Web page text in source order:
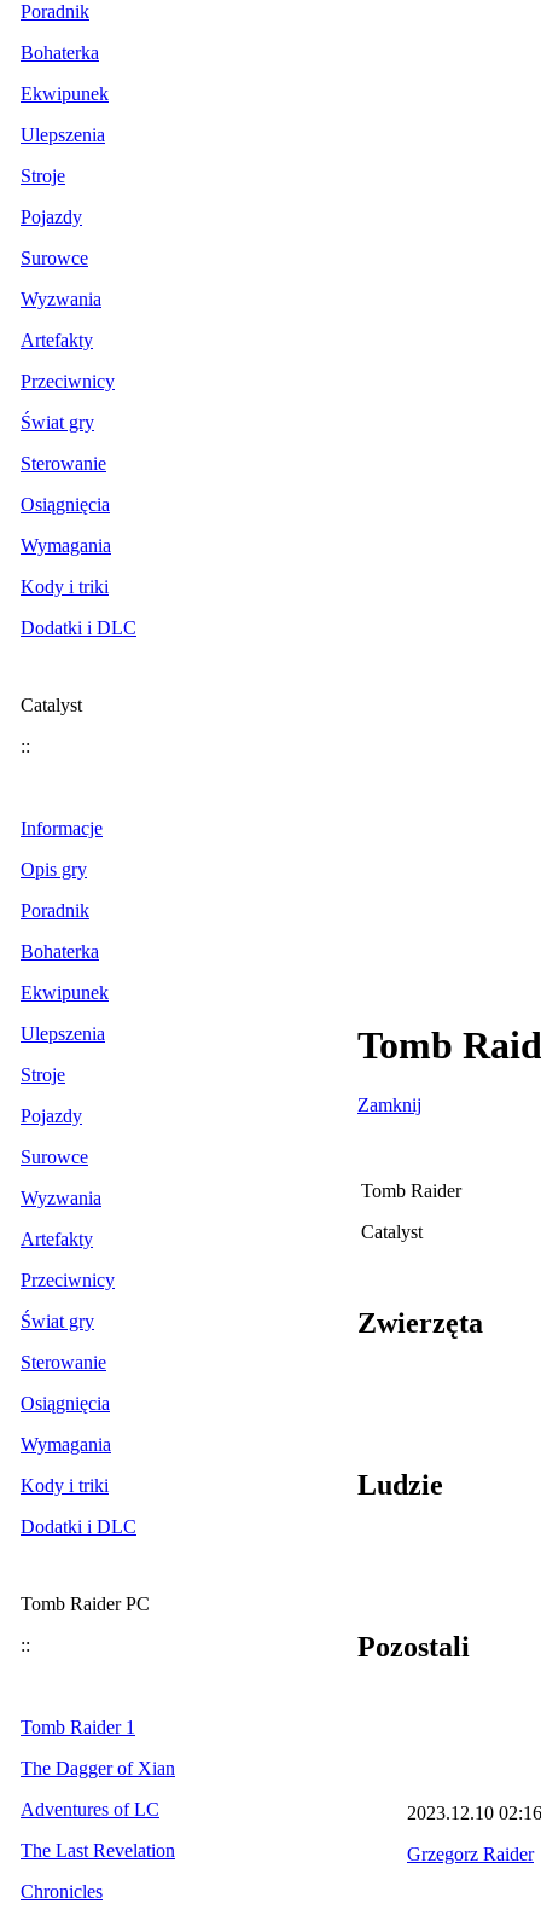
Poradnik
Bohaterka
Ekwipunek
Ulepszenia
Stroje
Pojazdy
Surowce
Wyzwania
Artefakty
Przeciwnicy
Świat gry
Sterowanie
Osiągnięcia
Wymagania
Kody i triki
Dodatki i DLC
Catalyst
::
Informacje
Opis gry
Poradnik
Bohaterka
Ekwipunek
Ulepszenia
Stroje
Pojazdy
Surowce
Wyzwania
Artefakty
Przeciwnicy
Świat gry
Sterowanie
Osiągnięcia
Wymagania
Kody i triki
Dodatki i DLC
Tomb Raider PC
::
Tomb Raider 1
The Dagger of Xian
Adventures of LC
The Last Revelation
Chronicles
Tomb
Zamknij
Tomb Raider
Catalyst
Zwierzęta
Ludzie
Pozostali
2023.12.10 02:16
Grzegorz Raider